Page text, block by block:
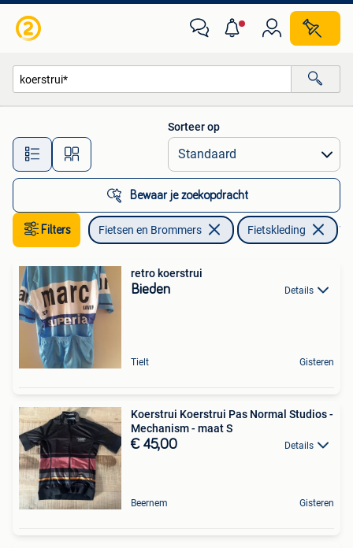
Alle afstanden…
Sorteer op
Bewaar je zoekopdracht
Filters Fietsen en Brommers Fietskleding
retro koerstrui
Bieden Details
Tielt Gisteren
Koerstrui Koerstrui Pas Normal Studios -
Mechanism - maat S
€ 45,00 Details
Beernem Gisteren